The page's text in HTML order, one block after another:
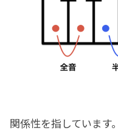
関係性を指しています。